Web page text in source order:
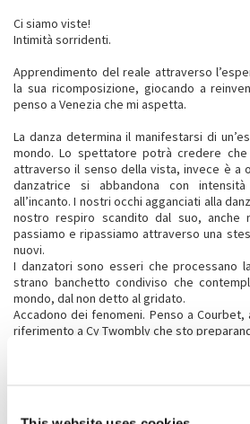
Ci siamo viste!
Intimità sorridenti.
Apprendimento del reale attraverso
la sua ricomposizione, giocando a
penso a Venezia che mi aspetta.
La danza determina il manifestarsi di
mondo. Lo spettatore potrà credere
attraverso il senso della vista, invece è a
danzatrice si abbandona con
all’incanto. I nostri occhi agganciati alla
nostro respiro scandito dal suo, anche
passiamo e ripassiamo attraverso una
nuovi.
I danzatori sono esseri che processano
strano banchetto condiviso che
mondo, dal non detto al gridato.
Accadono dei fenomeni. Penso a Courbet,
riferimento a Cy Twombly che sto
E risalgo la parete rocciosa per tornare a
creare una scuola per i coreografi,